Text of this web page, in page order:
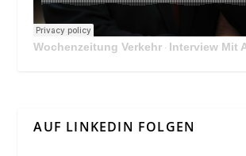
Wochenzeitung Verkehr · Interview Mit Andreas
AUF LINKEDIN FOLGEN